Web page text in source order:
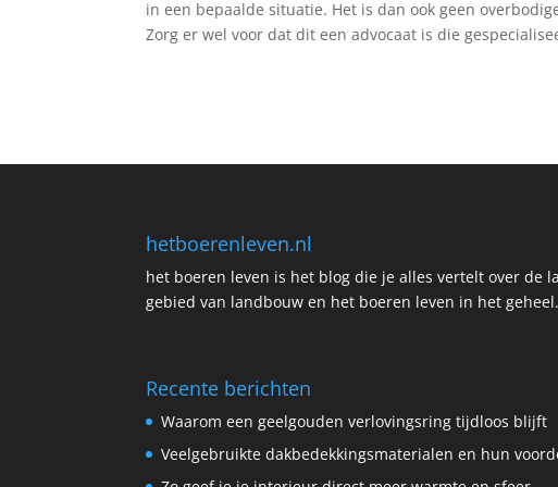
in een bepaalde situatie. Het is dan ook geen
Zorg er wel voor dat dit een advocaat is die
hetboerenleven.nl
het boeren leven is het blog die je alles vertelt over de
gebied van landbouw en het boeren leven in het geheel.
Recente berichten
Waarom een geelgouden verlovingsring tijdloos blijft
Veelgebruikte dakbedekkingsmaterialen en hun